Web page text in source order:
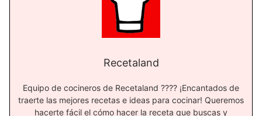
Recetaland
Equipo de cocineros de Recetaland ?‍??‍? ¡Encantados de
traerte las mejores recetas e ideas para cocinar! Queremos
hacerte fácil el cómo hacer la receta que buscas y